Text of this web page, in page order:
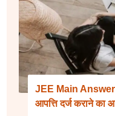
JEE Main Answer
आपत्ति दर्ज कराने का